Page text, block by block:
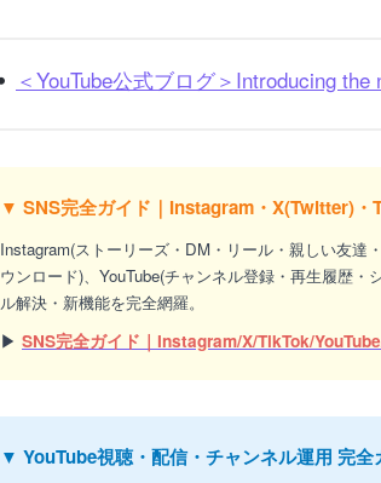
＜YouTube公式ブログ＞Introducing
▼ SNS完全ガイド｜Instagram・X(Twitter)・
Instagram(ストーリーズ・DM・リール・親しい友達
ウンロード)、YouTube(チャンネル登録・再生履歴
ル解決・新機能を完全網羅。
▶ SNS完全ガイド｜Instagram/X/TikTok/
▼ YouTube視聴・配信・チャンネル運用 完